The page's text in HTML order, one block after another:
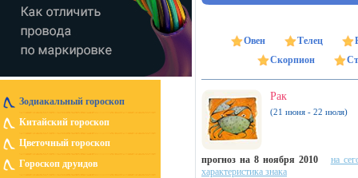
Зодиакальный гороскоп
Китайский гороскоп
Цветочный гороскоп
Гороскоп друидов
Овен Телец
Скорпион
Рак
(21 июня - 22 июля)
прогноз на 8 ноября 2010
на
характеристика знака